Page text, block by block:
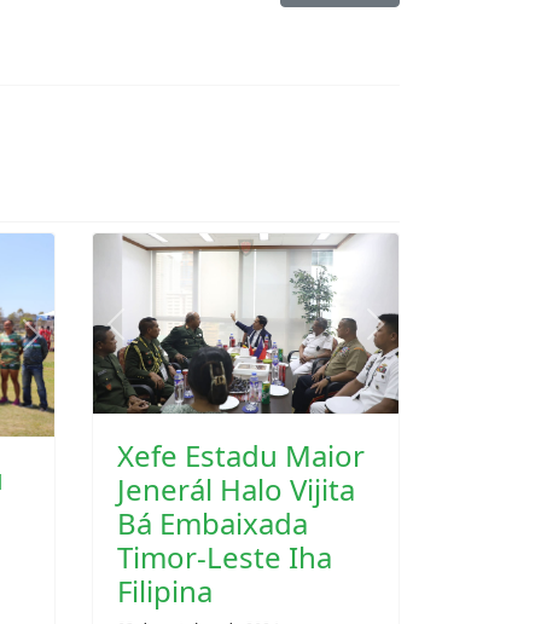
Next Previous Next
Xefe Estadu Maior
Jenerál Halo Vijita
Bá Embaixada
Timor-Leste Iha